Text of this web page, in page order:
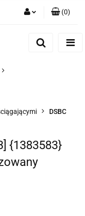
zgłoszenie
(0)
DSBC
{1383583}